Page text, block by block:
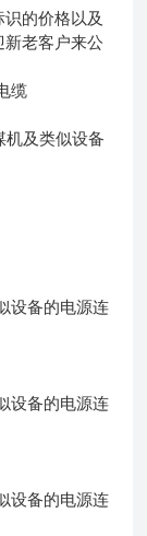
识的价格以及
老客户来公
缆
机及类似设备
设备的电源连
设备的电源连
设备的电源连